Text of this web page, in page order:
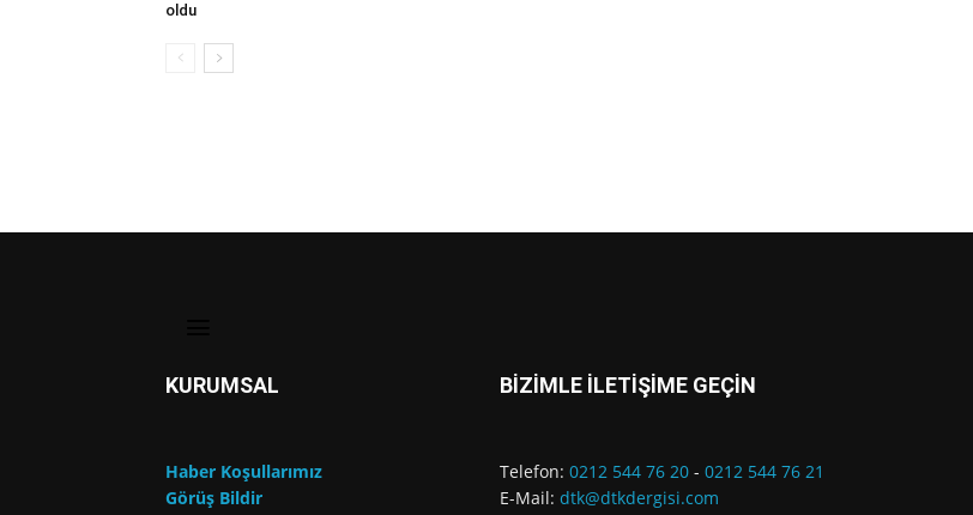
oldu
KURUMSAL
Haber Koşullarımız
Görüş Bildir
BİZİMLE İLETİŞİME GEÇİN
Telefon: 0212 544 76 20 - 0212 544 76 21
E-Mail: dtk@dtkdergisi.com